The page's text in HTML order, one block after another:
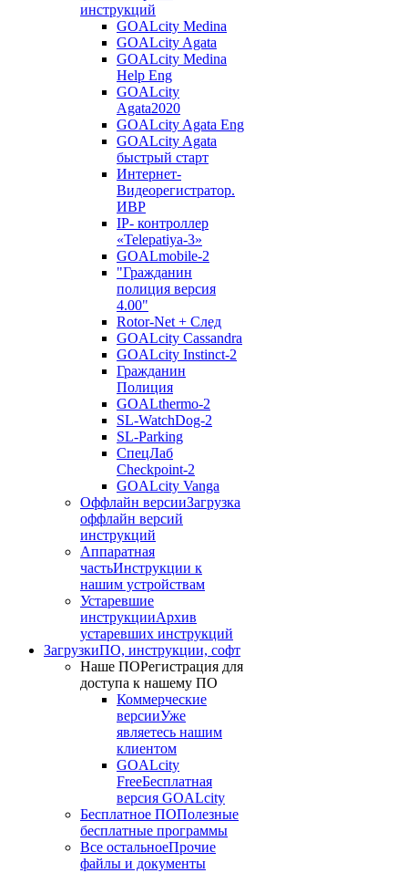
инструкций
GOALcity Medina
GOALcity Agata
GOALcity Medina
Help Eng
GOALcity
Agata2020
GOALcity Agata Eng
GOALcity Agata
быстрый старт
Интернет-
Видеорегистратор.
ИВР
IP- контроллер
«Telepatiya-3»
GOALmobile-2
"Гражданин
полиция версия
4.00"
Rotor-Net + След
GOALcity Cassandra
GOALcity Instinct-2
Гражданин
Полиция
GOALthermo-2
SL-WatchDog-2
SL-Parking
СпецЛаб
Checkpoint-2
GOALcity Vanga
Оффлайн версииЗагрузка
оффлайн версий
инструкций
Аппаратная
частьИнструкции к
нашим устройствам
Устаревшие
инструкцииАрхив
устаревших инструкций
ЗагрузкиПО, инструкции, софт
Наше ПОРегистрация для
доступа к нашему ПО
Коммерческие
версииУже
являетесь нашим
клиентом
GOALcity
FreeБесплатная
версия GOALcity
Бесплатное ПОПолезные
бесплатные программы
Все остальноеПрочие
файлы и документы